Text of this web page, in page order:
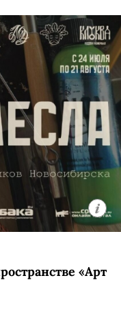
лирикой.
с 19:00)